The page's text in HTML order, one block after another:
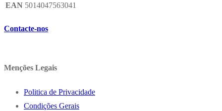
EAN 5014047563041
Contacte-nos
Menções Legais
Politica de Privacidade
Condições Gerais